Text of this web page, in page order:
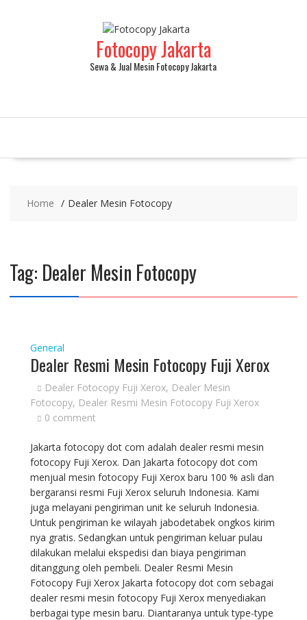
Fotocopy Jakarta
Sewa & Jual Mesin Fotocopy Jakarta
Home Dealer Mesin Fotocopy
Tag: Dealer Mesin Fotocopy
General
Dealer Resmi Mesin Fotocopy Fuji Xerox
Dealer Fotocopy Fuji Xerox, Dealer Mesin
Fotocopy, Dealer Resmi Mesin Fotocopy Fuji Xerox
0 comment
Jakarta fotocopy dot com adalah dealer resmi mesin
fotocopy Fuji Xerox. Dan Jakarta fotocopy dot com
menjual mesin fotocopy Fuji Xerox baru 100 % asli dan
bergaransi resmi Fuji Xerox seluruh Indonesia. Kami
juga melayani pengiriman unit ke seluruh Indonesia.
Untuk pengiriman ke wilayah jabodetabek ongkos kirim
nya gratis. Sedangkan untuk pengiriman keluar pulau
dilakukan melalui ekspedisi dan biaya pengiriman
ditanggung oleh pembeli. Dealer Resmi Mesin
Fotocopy Fuji Xerox Jakarta fotocopy dot com sebagai
dealer resmi mesin fotocopy Fuji Xerox menyediakan
berbagai type mesin baru. Diantaranya untuk type-type